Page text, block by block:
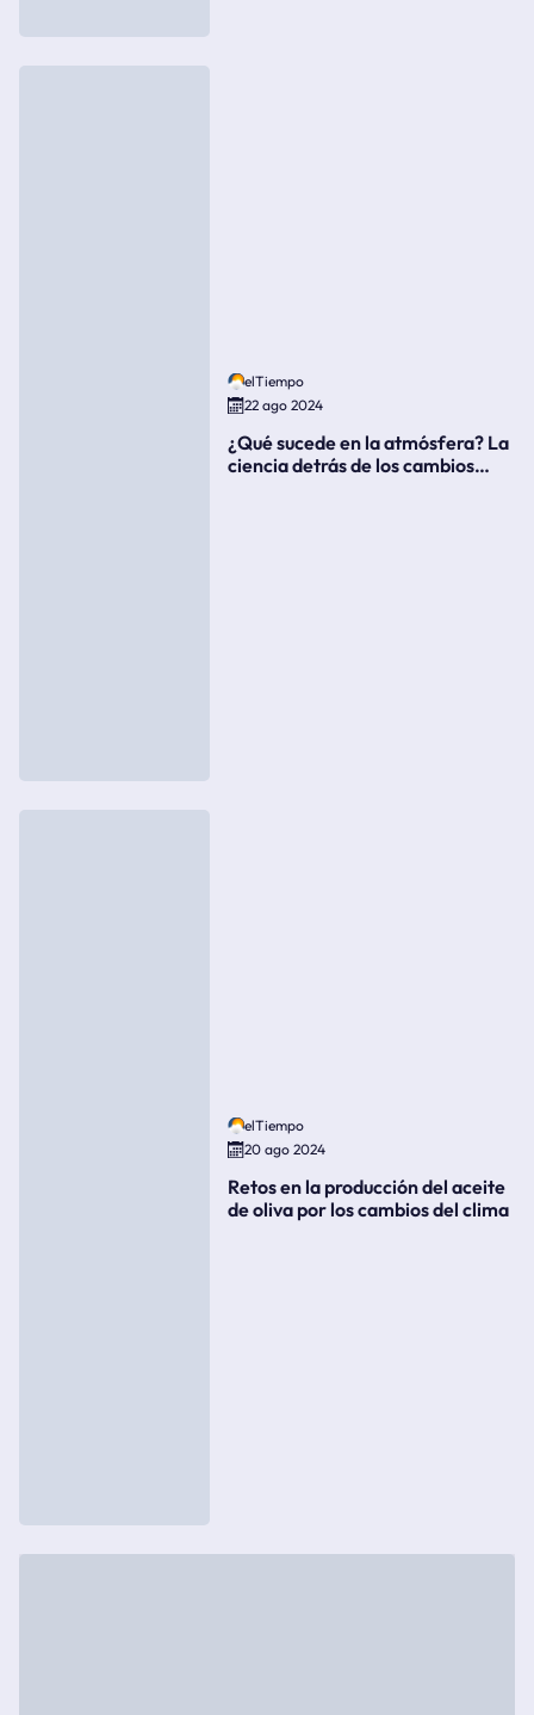
elTiempo
22 ago 2024
¿Qué sucede en la atmósfera? La
ciencia detrás de los cambios
elTiempo
20 ago 2024
Retos en la producción del aceite
de oliva por los cambios del clima